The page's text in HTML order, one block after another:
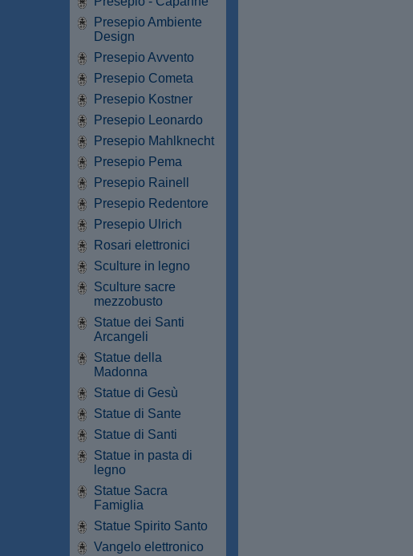
Presepio Ambiente
Design
Presepio Avvento
Presepio Cometa
Presepio Kostner
Presepio Leonardo
Presepio Mahlknecht
Presepio Pema
Presepio Rainell
Presepio Redentore
Presepio Ulrich
Rosari elettronici
Sculture in legno
Sculture sacre
mezzobusto
Statue dei Santi
Arcangeli
Statue della
Madonna
Statue di Gesù
Statue di Sante
Statue di Santi
Statue in pasta di
legno
Statue Sacra
Famiglia
Statue Spirito Santo
Vangelo elettronico